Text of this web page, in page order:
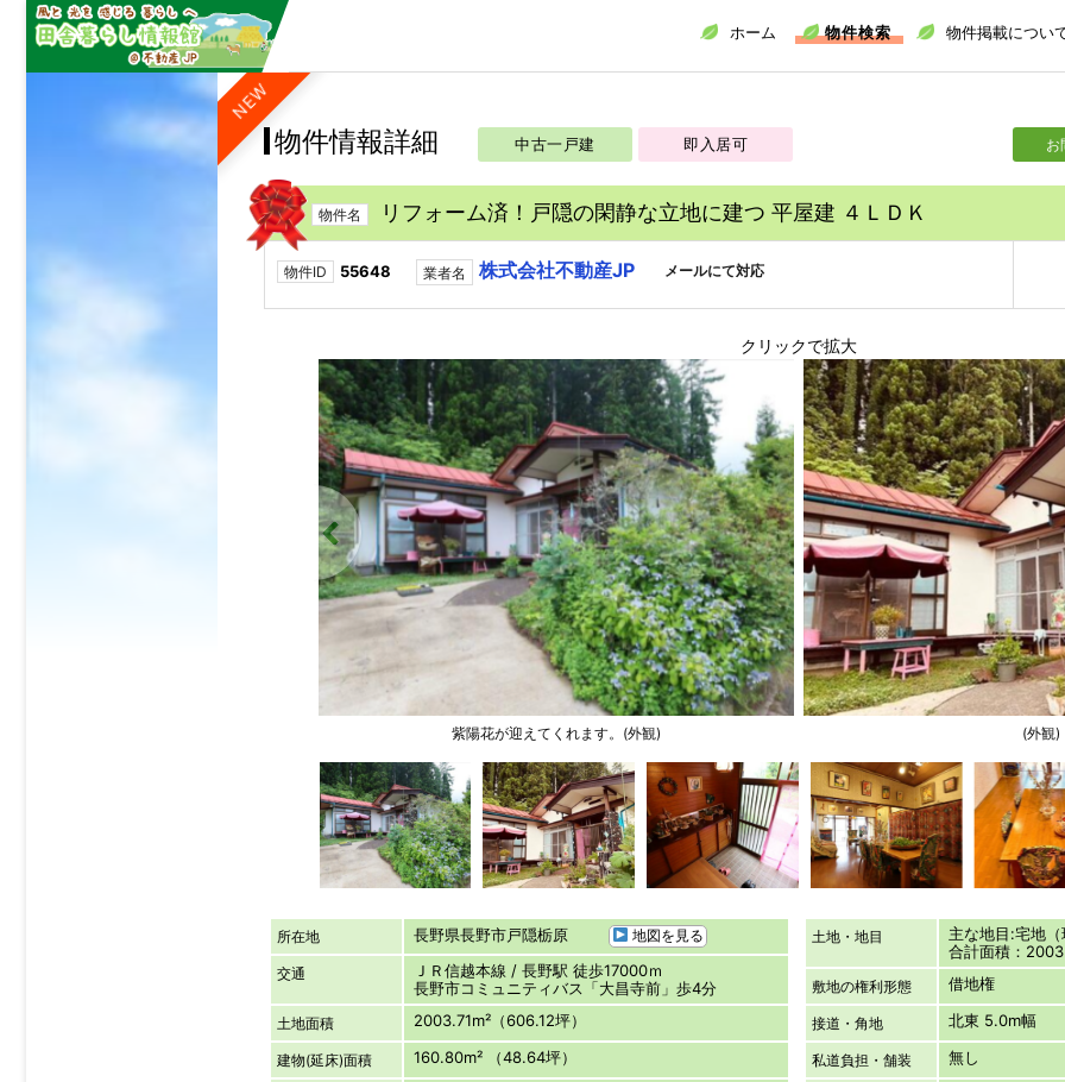
ホーム 物件検索 物件掲載につい
NEW
物件情報詳細 中古一戸建 即入居可 お
物件名 リフォーム済！戸隠の閑静な立地に建つ 平屋建 ４ＬＤＫ
物件ID 55648 業者名 株式会社不動産JP
クリックで拡大
紫陽花が迎えてくれます。(外観) (外観)
所在地 長野県長野市戸隠栃原 地図を見る
交通
ＪＲ信越本線 / 長野駅 徒歩17000ｍ
長野市コミュニティバス「大昌寺前」歩4分
土地面積 2003.71m²（606.12坪）
建物(延床)面積 160.80m² （48.64坪）
土地・地目
主な地目:宅地
合計面積：
敷地の権利形態 借地権
接道・角地 北東 5.0m幅
私道負担・舗装 無し